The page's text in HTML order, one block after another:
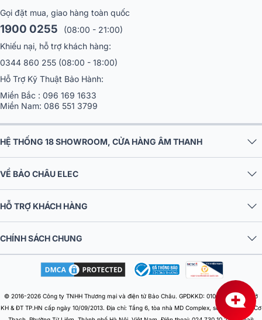
Gọi đặt mua, giao hàng toàn quốc
1900 0255
(08:00 - 21:00)
Khiếu nại, hỗ trợ khách hàng:
0344 860 255 (08:00 - 18:00)
Hỗ Trợ Kỹ Thuật Bảo Hành:
Miền Bắc : 096 169 1633
Miền Nam: 086 551 3799
HỆ THỐNG 18 SHOWROOM, CỬA HÀNG ÂM THANH
VỀ BẢO CHÂU ELEC
HỖ TRỢ KHÁCH HÀNG
CHÍNH SÁCH CHUNG
© 2016-2026 Công ty TNHH Thương mại và điện tử Bảo Châu. GPDKKD: 0106303879 do Sở
KH & ĐT TP.HN cấp ngày 10/09/2013. Địa chỉ: Tầng 6, tòa nhà MD Complex, số 68 Nguyễn Cơ